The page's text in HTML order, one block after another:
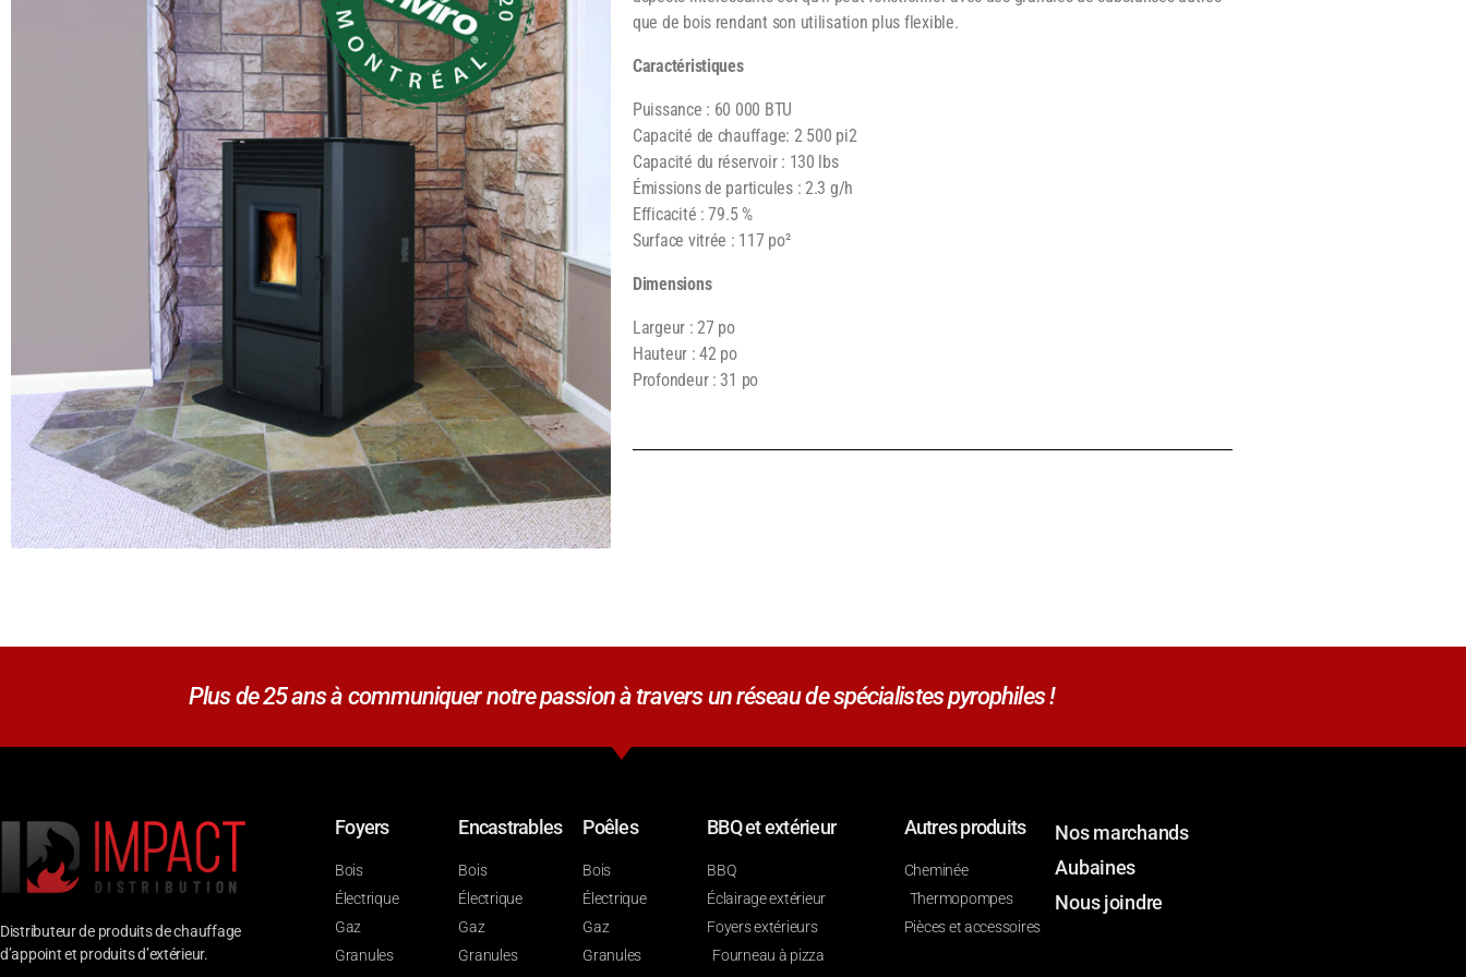
que de bois rendant son utilisation plus flexible.
Caractéristiques
Puissance : 60 000 BTU
Capacité de chauffage: 2 500 pi2
Capacité du réservoir : 130 lbs
Émissions de particules : 2.3 g/h
Efficacité : 79.5 %
Surface vitrée : 117 po²
Dimensions
Largeur : 27 po
Hauteur : 42 po
Profondeur : 31 po
Plus de 25 ans à communiquer notre passion à travers un réseau de spécialistes pyrophiles !
Distributeur de produits de chauffage
d’appoint et produits d’extérieur.
Foyers
Bois
Électrique
Gaz
Granules
Encastrables
Bois
Électrique
Gaz
Granules
Poêles
Bois
Électrique
Gaz
Granules
BBQ et extérieur
BBQ
Éclairage extérieur
Foyers extérieurs
Fourneau à pizza
Autres produits
Cheminée
Thermopompes
Pièces et accessoires
Nos marchands
Aubaines
Nous joindre